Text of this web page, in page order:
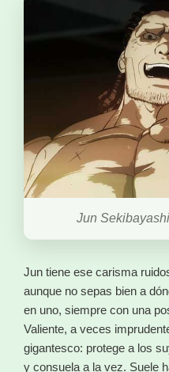
Jun
Jun tiene ese carisma
aunque no sepas bien a
en uno, siempre con una
Valiente, a veces
gigantesco: protege a los
y consuela a la vez. Suele